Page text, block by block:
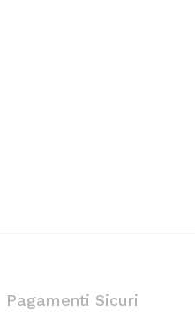
Pagamenti Sicuri